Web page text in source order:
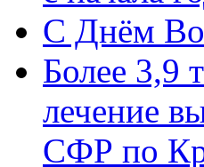
C Днём
Более 3,9
лечение
СФР по